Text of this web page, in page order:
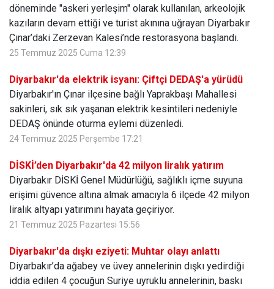
döneminde "askeri yerleşim" olarak kullanılan, arkeolojik
kazıların devam ettiği ve turist akınına uğrayan Diyarbakır
Çınar’daki Zerzevan Kalesi’nde restorasyona başlandı.
25 Temmuz 2025 Cuma 12:39
Diyarbakır'da elektrik isyanı: Çiftçi DEDAŞ'a yürüdü
Diyarbakır'ın Çınar ilçesine bağlı Yaprakbaşı Mahallesi
sakinleri, sık sık yaşanan elektrik kesintileri nedeniyle
DEDAŞ önünde oturma eylemi düzenledi.
24 Temmuz 2025 Perşembe 17:21
DİSKİ’den Diyarbakır'da 42 milyon liralık yatırım
Diyarbakır DİSKİ Genel Müdürlüğü, sağlıklı içme suyuna
erişimi güvence altına almak amacıyla 6 ilçede 42 milyon
liralık altyapı yatırımını hayata geçiriyor.
21 Temmuz 2025 Pazartesi 15:56
Diyarbakır'da dışkı eziyeti: Muhtar olayı anlattı
Diyarbakır’da ağabey ve üvey annelerinin dışkı yedirdiği
iddia edilen 4 çocuğun Suriye uyruklu annelerinin, baskı